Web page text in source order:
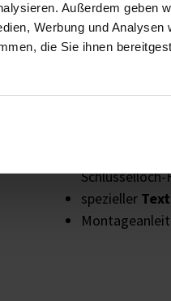
Außerdem geben
Werbung und
die Sie ihnen
Steigerung
Erhöhung der
spezieller